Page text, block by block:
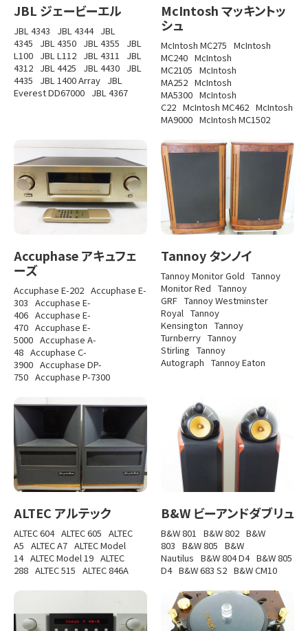
JBL ジェービーエル
JBL 4343 JBL 4344 JBL
4345
JBL 4350 JBL 4355
JBL
L100 JBL L112 JBL 4311
JBL
4312 JBL 4425 JBL 4430 JBL
4435
JBL 1400 Array JBL
Everest DD67000 JBL 4367
McIntosh マッキントッ
シュ
McIntosh MC275 McIntosh
MC240 McIntosh
MC2105 McIntosh
MA252 McIntosh
MA5300 McIntosh
C22 McIntosh MC462 McIntosh
MA9000 McIntosh MC1502
Accuphase アキュフェ
ーズ
Accuphase E-202 Accuphase E-
303 Accuphase E-
406 Accuphase E-
470 Accuphase E-
5000 Accuphase A-
48 Accuphase C-
3900 Accuphase DP-
750 Accuphase P-7300
Tannoy タンノイ
Tannoy Monitor Gold Tannoy
Monitor Red Tannoy
GRF Tannoy Westminster
Royal Tannoy
Kensington Tannoy
Turnberry Tannoy
Stirling Tannoy
Autograph Tannoy Eaton
ALTEC アルテック
ALTEC 604 ALTEC 605 ALTEC
A5 ALTEC A7 ALTEC Model
14 ALTEC Model 19 ALTEC
288 ALTEC 515 ALTEC 846A
B&W ビーアンドダブリュ
B&W 801 B&W 802 B&W
803 B&W 805 B&W
Nautilus B&W 804 D4 B&W 805
D4 B&W 683 S2 B&W CM10